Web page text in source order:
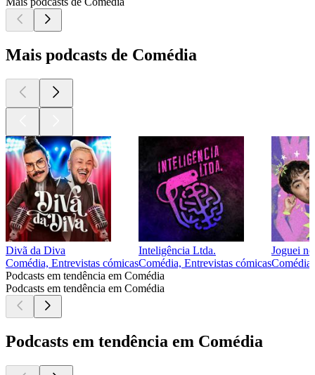
Mais podcasts de Comédia
Divã da Diva
Comédia, Entrevistas cómicas
Inteligência Ltda.
Comédia, Entrevistas cómicas
Joguei
Comédia
Podcasts em tendência em Comédia
Podcasts em tendência em Comédia
Podcasts em tendência em Comédia